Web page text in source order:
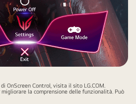
OnScreen Control, visita il sito LG.COM.
la comprensione delle funzionalità. Può